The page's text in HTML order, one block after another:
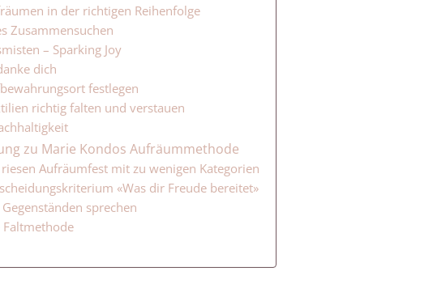
in der richtigen Reihenfolge
Zusammensuchen
– Sparking Joy
dich
festlegen
richtig falten und verstauen
zu Marie Kondos Aufräummethode
riesen Aufräumfest mit zu wenigen Kategorien
«Was dir Freude bereitet»
sprechen
Faltmethode